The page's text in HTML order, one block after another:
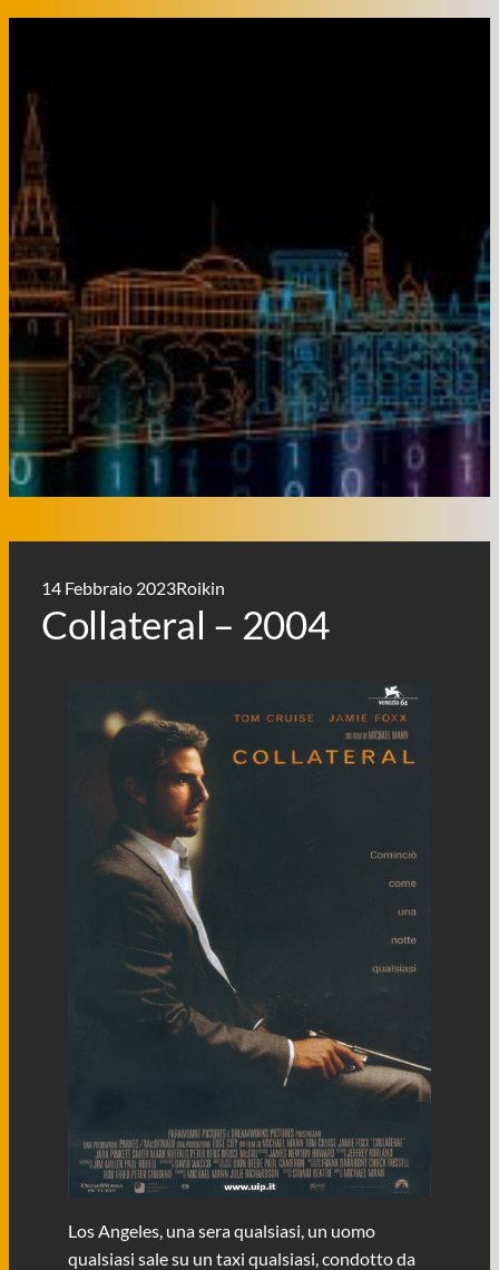
14 Febbraio 2023Roikin
Collateral – 2004
Los Angeles, una sera qualsiasi, un uomo
qualsiasi sale su un taxi qualsiasi, condotto da